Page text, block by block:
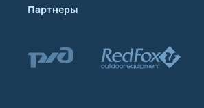
Партнеры